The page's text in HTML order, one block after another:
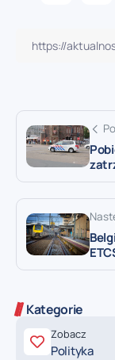
Kategorie
Zobacz
Polityka